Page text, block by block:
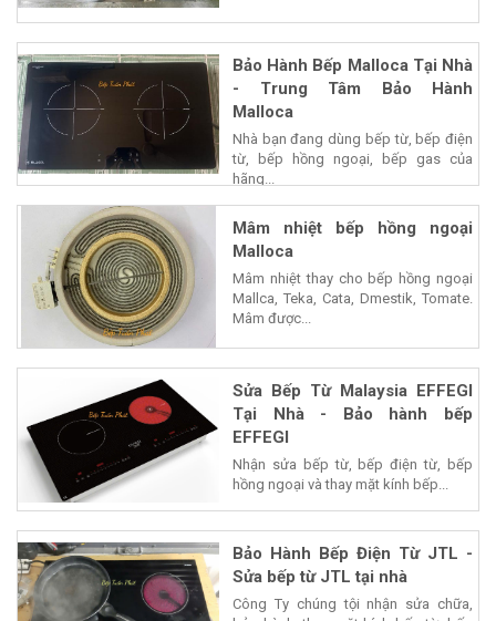
Bảo Hành Bếp Malloca Tại Nhà
- Trung Tâm Bảo Hành
Malloca
Nhà bạn đang dùng bếp từ, bếp điện
từ, bếp hồng ngoại, bếp gas của
hãng...
Mâm nhiệt bếp hồng ngoại
Malloca
Mâm nhiệt thay cho bếp hồng ngoại
Mallca, Teka, Cata, Dmestik, Tomate.
Mâm được...
Sửa Bếp Từ Malaysia EFFEGI
Tại Nhà - Bảo hành bếp
EFFEGI
Nhận sửa bếp từ, bếp điện từ, bếp
hồng ngoại và thay mặt kính bếp...
Bảo Hành Bếp Điện Từ JTL -
Sửa bếp từ JTL tại nhà
Công Ty chúng tội nhận sửa chữa,